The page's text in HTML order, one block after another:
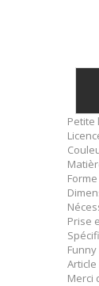
Petite
Prise
Merci